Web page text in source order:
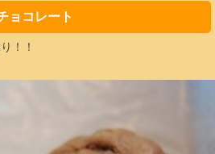
ョコレート
！！